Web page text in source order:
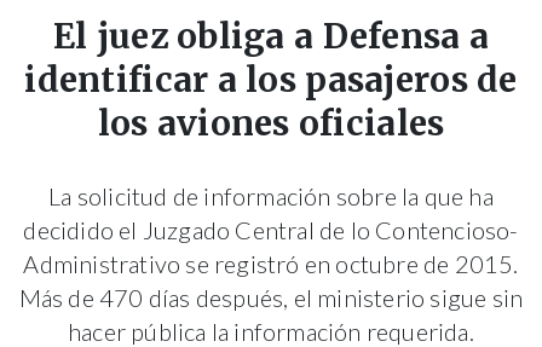
El juez obliga a Defensa a
identificar a los pasajeros de
los aviones oficiales
La solicitud de información sobre la que ha
decidido el Juzgado Central de lo Contencioso-
Administrativo se registró en octubre de 2015.
Más de 470 días después, el ministerio sigue sin
hacer pública la información requerida.